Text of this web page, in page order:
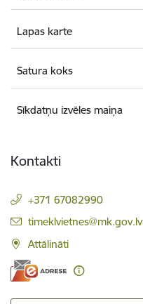
Lapas karte
Satura koks
Sīkdatņu izvēles maiņa
Kontakti
+371 67082990
E-pasts:
timeklvietnes@mk.gov.lv
Attālināti